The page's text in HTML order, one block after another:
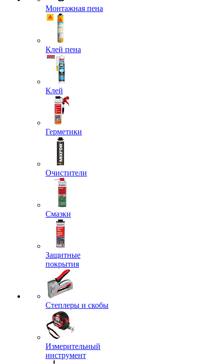
Монтажная пена
Клей пена
Клей
Герметики
Очистители
Смазки
Защитные
покрытия
Степлеры и скобы
Измерительный
инструмент